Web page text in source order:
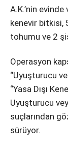
A.K.’nin
kenevir bitkisi,
tohumu ve 2
Operasyon
“Uyuşturucu
“Yasa Dışı
Uyuşturucu
suçlarından
sürüyor.